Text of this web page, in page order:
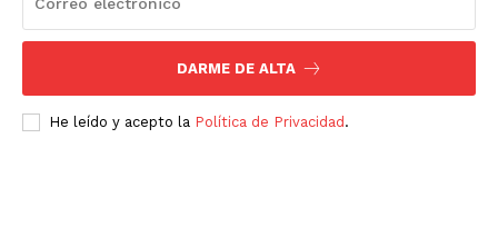
DARME DE ALTA
He leído y acepto la Política de Privacidad .